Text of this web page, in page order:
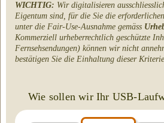
WICHTIG: Wir digitalisieren
Eigentum sind, für die Sie die
unter die Fair-Use-Ausnahme gemäss
Kommerziell urheberrechtlich geschützte
Fernsehsendungen) können wir nicht
bestätigen Sie die Einhaltung dieser
Wie sollen wir Ihr USB-